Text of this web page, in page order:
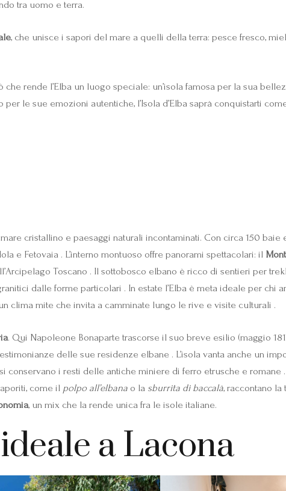
tra uomo e terra.
, che unisce i sapori del mare a quelli della terra: pesce fresco,
rende l’Elba un luogo speciale: un’isola famosa per la sua
le sue emozioni autentiche, l’Isola d’Elba saprà conquistarti
cristallino e paesaggi naturali incontaminati. Con circa 150 baie
e Fetovaia . L’interno montuoso offre panorami spettacolari: il
Toscano . Il sottobosco elbano è ricco di sentieri per
dalle forme particolari . In estate l’Elba è meta ideale per chi
clima mite che invita a camminate lungo le rive e visite culturali .
. Qui Napoleone Bonaparte trascorse il suo breve esilio (maggio
delle sue residenze elbane . L’isola vanta anche un
i resti delle antiche miniere di ferro etrusche e romane
come il polpo all’elbana o la sburrita di baccalà, raccontano la
, un mix che la rende unica fra le isole italiane.
a Lacona